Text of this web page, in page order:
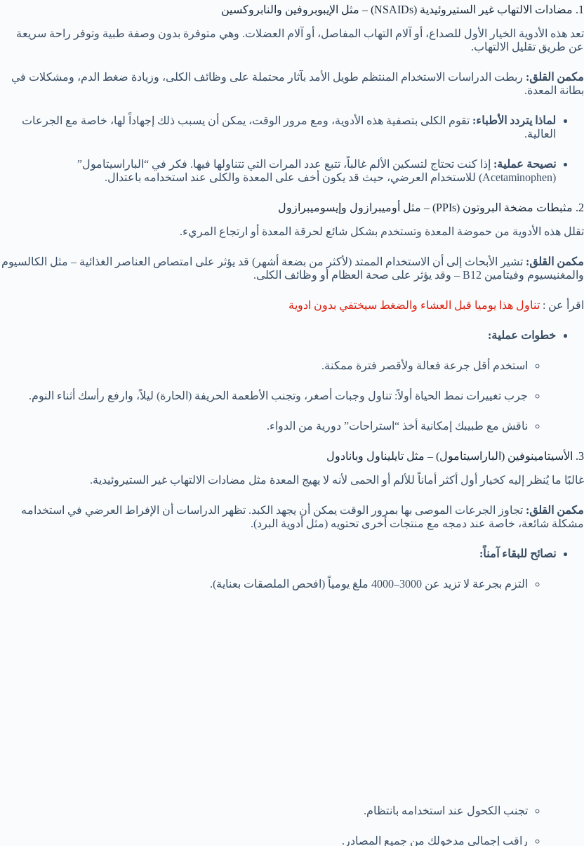
1. مضادات الالتهاب غير الستيروئيدية (NSAIDs) – مثل الإيبوبروفين والنابروكسين
تعد هذه الأدوية الخيار الأول للصداع، أو آلام التهاب المفاصل، أو آلام العضلات. وهي متوفرة بدون وصفة طبية وتوفر راحة سريعة
عن طريق تقليل الالتهاب.
مكمن القلق: ربطت الدراسات الاستخدام المنتظم طويل الأمد بآثار محتملة على وظائف الكلى، وزيادة ضغط الدم، ومشكلات في
بطانة المعدة.
لماذا يتردد الأطباء: تقوم الكلى بتصفية هذه الأدوية، ومع مرور الوقت، يمكن أن يسبب ذلك إجهاداً لها، خاصة مع الجرعات
العالية.
نصيحة عملية: إذا كنت تحتاج لتسكين الألم غالباً، تتبع عدد المرات التي تتناولها فيها. فكر في “الباراسيتامول”
(Acetaminophen) للاستخدام العرضي، حيث قد يكون أخف على المعدة والكلى عند استخدامه باعتدال.
2. مثبطات مضخة البروتون (PPIs) – مثل أوميبرازول وإيسوميبرازول
تقلل هذه الأدوية من حموضة المعدة وتستخدم بشكل شائع لحرقة المعدة أو ارتجاع المريء.
مكمن القلق: تشير الأبحاث إلى أن الاستخدام الممتد (لأكثر من بضعة أشهر) قد يؤثر على امتصاص العناصر الغذائية – مثل الكالسيوم
والمغنيسيوم وفيتامين B12 – وقد يؤثر على صحة العظام أو وظائف الكلى.
اقرأ عن : تناول هذا يوميا قبل العشاء والضغط سيختفي بدون ادوية
خطوات عملية:
استخدم أقل جرعة فعالة ولأقصر فترة ممكنة.
جرب تغييرات نمط الحياة أولاً: تناول وجبات أصغر، وتجنب الأطعمة الحريفة (الحارة) ليلاً، وارفع رأسك أثناء النوم.
ناقش مع طبيبك إمكانية أخذ “استراحات” دورية من الدواء.
3. الأسيتامينوفين (الباراسيتامول) – مثل تايليناول وبانادول
غالبًا ما يُنظر إليه كخيار أول أكثر أماناً للألم أو الحمى لأنه لا يهيج المعدة مثل مضادات الالتهاب غير الستيروئيدية.
مكمن القلق: تجاوز الجرعات الموصى بها بمرور الوقت يمكن أن يجهد الكبد. تظهر الدراسات أن الإفراط العرضي في استخدامه
مشكلة شائعة، خاصة عند دمجه مع منتجات أخرى تحتويه (مثل أدوية البرد).
نصائح للبقاء آمناً:
التزم بجرعة لا تزيد عن 3000–4000 ملغ يومياً (افحص الملصقات بعناية).
تجنب الكحول عند استخدامه بانتظام.
راقب إجمالي مدخولك من جميع المصادر.